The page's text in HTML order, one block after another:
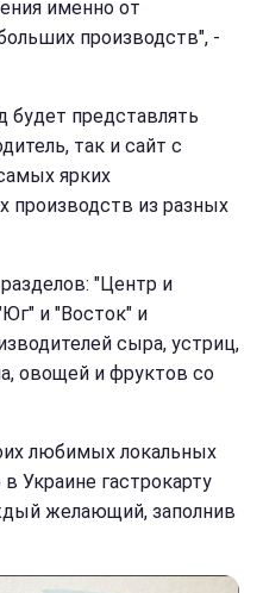
именно от
производств", -
будет представлять
так и сайт с
ярких
производств из разных
"Центр и
и "Восток" и
сыра, устриц,
овощей и фруктов со
любимых локальных
Украине гастрокарту
желающий, заполнив